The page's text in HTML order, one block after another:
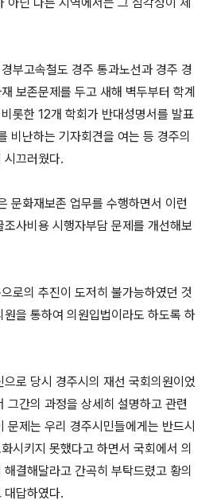
부고속철도 경주 통과노선과 경주 경
보존문제를 두고 새해 벽두부터 학계
롯한 12개 학회가 반대성명서를 발표
비난하는 기자회견을 여는 등 경주의
시끄러웠다.
문화재보존 업무를 수행하면서 이런
사비용 시행자부담 문제를 개선해보
로의 추진이 도저히 불가능하였던 것
을 통하여 의원입법이라도 하도록 하
로 당시 경주시의 재선 국회의원이었
그간의 과정을 상세히 설명하고 관련
문제는 우리 경주시민들에게는 반드시
시키지 못했다고 하면서 국회에서 의
결해달라고 간곡히 부탁드렸고 황의
대답하였다.